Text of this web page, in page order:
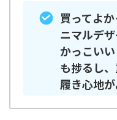
買ってよ
ニマルデ
かっこい
も捗るし
履き心地が